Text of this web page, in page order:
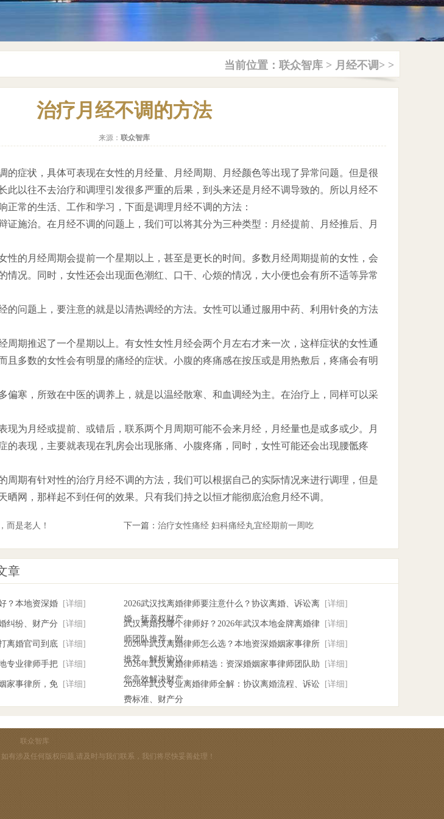
当前位置： 联众智库 > 月经不调 > >
治疗月经不调的方法
来源： 联众智库
症状，具体可表现在女性的月经量、月经周期、月经颜色等出现了异常问题。但是很
此以往不去治疗和调理引发很多严重的后果，到头来还是月经不调导致的。所以月经不
正常的生活、工作和学习，下面是调理月经不调的方法：
施治。在月经不调的问题上，我们可以将其分为三种类型：月经提前、月经推后、月
的月经周期会提前一个星期以上，甚至是更长的时间。多数月经周期提前的女性，会
情况。同时，女性还会出现面色潮红、口干、心烦的情况，大小便也会有所不适等异常
问题上，要注意的就是以清热调经的方法。女性可以通过服用中药、利用针灸的方法
期推迟了一个星期以上。有女性女性月经会两个月左右才来一次，这样症状的女性通
且多数的女性会有明显的痛经的症状。小腹的疼痛感在按压或是用热敷后，疼痛会有明
寒，所致在中医的调养上，就是以温经散寒、和血调经为主。在治疗上，同样可以采
为月经或提前、或错后，联系两个月周期可能不会来月经，月经量也是或多或少。月
的表现，主要就表现在乳房会出现胀痛、小腹疼痛，同时，女性可能还会出现腰骶疼
期有针对性的治疗月经不调的方法，我们可以根据自己的实际情况来进行调理，但是
晒网，那样起不到任何的效果。只有我们持之以恒才能彻底治愈月经不调。
而是老人！ 下一篇： 治疗女性痛经 妇科痛经丸宜经期前一周吃
章
？本地资深婚
[详细]
2026武汉找离婚律师要注意什么？协议离婚、诉讼离
婚、抚养权财产
[详细]
纠纷、财产分
[详细]
武汉离婚找哪个律师好？2026年武汉本地金牌离婚律
师团队推荐，附
[详细]
离婚官司到底
[详细]
2026年武汉离婚律师怎么选？本地资深婚姻家事律所
推荐，解析协议
[详细]
专业律师手把
[详细]
2026年武汉离婚律师精选：资深婚姻家事律师团队助
您高效解决财产
[详细]
家事律所，免
[详细]
2026年武汉专业离婚律师全解：协议离婚流程、诉讼
费标准、财产分
[详细]
联众智库
有涉及任何版权问题,请及时与我们联系，我们将尽快妥善处理！